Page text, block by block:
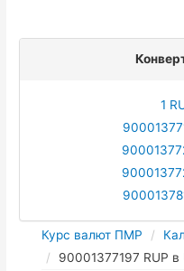
1
Курс валют ПМР
90001377197 RUP в